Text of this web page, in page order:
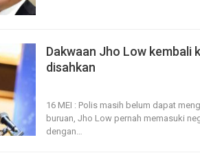
Dakwaan Jho Low kembali
disahkan
16 MEI : Polis masih belum dapat
buruan, Jho Low pernah memasuki
dengan